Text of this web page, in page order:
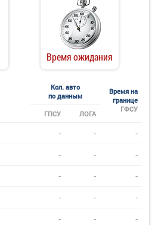
Время ожидания
Кол. авто
по данным
Время на
границе
ГФСУ
ГПСУ ЛОГА
- - -
- - -
- - -
- - -
- - -